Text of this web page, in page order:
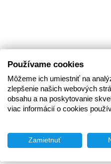
Používame cookies
Môžeme ich umiestniť na
zlepšenie našich webových
obsahu a na poskytovanie
viac informácií o cookies
Zamietnuť